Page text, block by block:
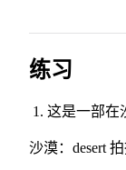
练习
这是一部在
沙漠：desert